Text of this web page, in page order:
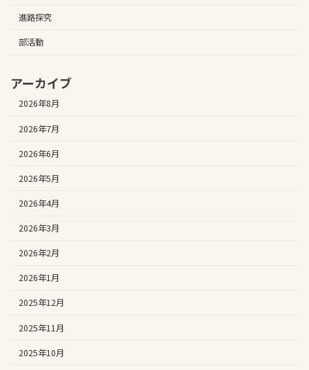
進路探究
部活動
アーカイブ
2026年8月
2026年7月
2026年6月
2026年5月
2026年4月
2026年3月
2026年2月
2026年1月
2025年12月
2025年11月
2025年10月